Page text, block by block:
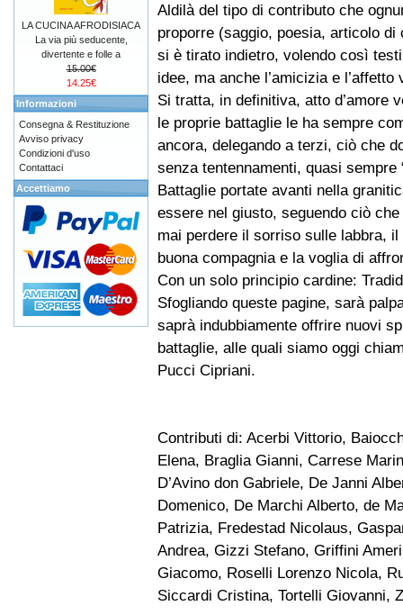
Aldilà del tipo di contributo che
proporre (saggio, poesia, articolo
si è tirato indietro, volendo così
idee, ma anche l’amicizia e
Si tratta, in definitiva, atto d’amore
le proprie battaglie le ha sempre
ancora, delegando a terzi, ciò che
senza tentennamenti, quasi sempre
Battaglie portate avanti nella
essere nel giusto, seguendo ciò
mai perdere il sorriso sulle labbra,
buona compagnia e la voglia di
Con un solo principio cardine:
Sfogliando queste pagine, sarà
saprà indubbiamente offrire nuovi
battaglie, alle quali siamo oggi
Pucci Cipriani.
Contributi di: Acerbi Vittorio,
Elena, Braglia Gianni, Carrese
D’Avino don Gabriele, De Janni
Domenico, De Marchi Alberto, de
Patrizia, Fredestad Nicolaus,
Andrea, Gizzi Stefano, Griffini
Giacomo, Roselli Lorenzo Nicola,
Siccardi Cristina, Tortelli Giovanni,
LA CUCINA AFRODISIACA
La via più seducente,
divertente e folle a
15.00€
14.25€
Informazioni
Consegna & Restituzione
Avviso privacy
Condizioni d'uso
Contattaci
Accettiamo